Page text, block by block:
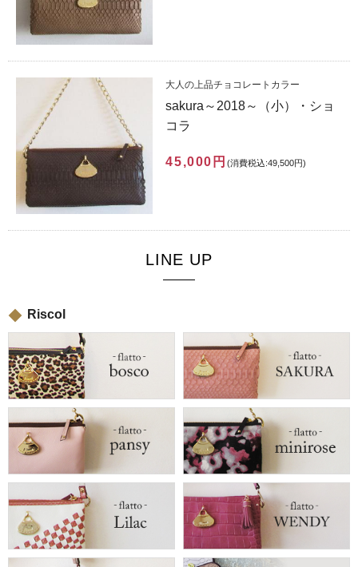
大人の上品チョコレートカラー
sakura～2018～（小）・ショ
コラ
45,000円 (消費税込:49,500円)
LINE UP
Riscol